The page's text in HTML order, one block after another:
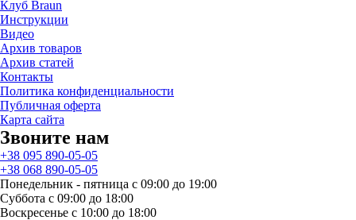
Клуб Braun
Инструкции
Видео
Архив товаров
Архив статей
Контакты
Политика конфиденциальности
Публичная оферта
Карта сайта
Звоните нам
+38 095 890-05-05
+38 068 890-05-05
Понедельник - пятница с 09:00 до 19:00
Суббота с 09:00 до 18:00
Воскресенье с 10:00 до 18:00